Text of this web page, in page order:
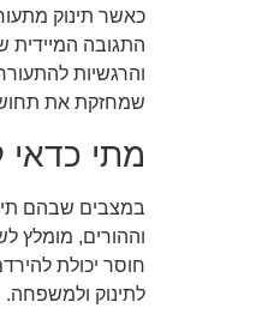
כאשר תינוק
התגובה המיידית
והרגשיות
שמחזקת את
מתי כדאי
במצבים שבהם
וההורים, מומלץ
חוסר יכולת
לתינוק ולמשפחה.